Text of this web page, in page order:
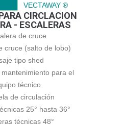
VECTAWAY ®
CIRCLACION
- ESCALERAS
de cruce
cruce (salto de lobo)
tipo shed
para el
técnico
de circulación
25° hasta 36°
técnicas 48°